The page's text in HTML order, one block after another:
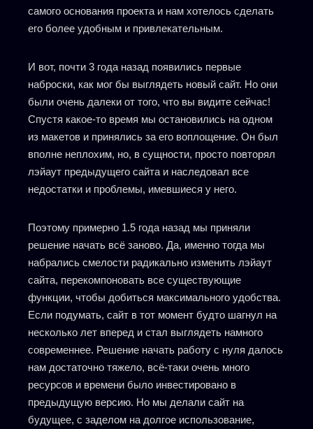
самого основания проекта и нам хотелось сделать
его более удобным и привлекательным.
И вот, почти 3 года назад появились первые
наброски, как мог бы выглядеть новый сайт. Но они
были очень далеки от того, что вы видите сейчас!
Спустя какое-то время мы остановились на одном
из макетов и принялись за его воплощение. Он был
вполне неплохим, но, в сущности, просто повторял
лэйаут предыдущего сайта и наследовал все
недостатки и проблемы, имевшиеся у него.
Поэтому примерно 1.5 года назад мы приняли
решение начать всё заново. Да, именно тогда мы
набрались смелости радикально изменить лэйаут
сайта, перекомпоновать все существующие
функции, чтобы добиться максимального удобства.
Если подумать, сайт в тот момент будто шагнул на
несколько лет вперед и стал выглядеть намного
современнее. Решение начать работу с нуля далось
нам достаточно тяжело, всё-таки очень много
ресурсов и времени было инвестировано в
предыдущую версию. Но мы делали сайт на
будущее, с заделом на долгое использование,